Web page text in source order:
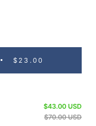
$23.00
$43.00 USD
$70.00 USD